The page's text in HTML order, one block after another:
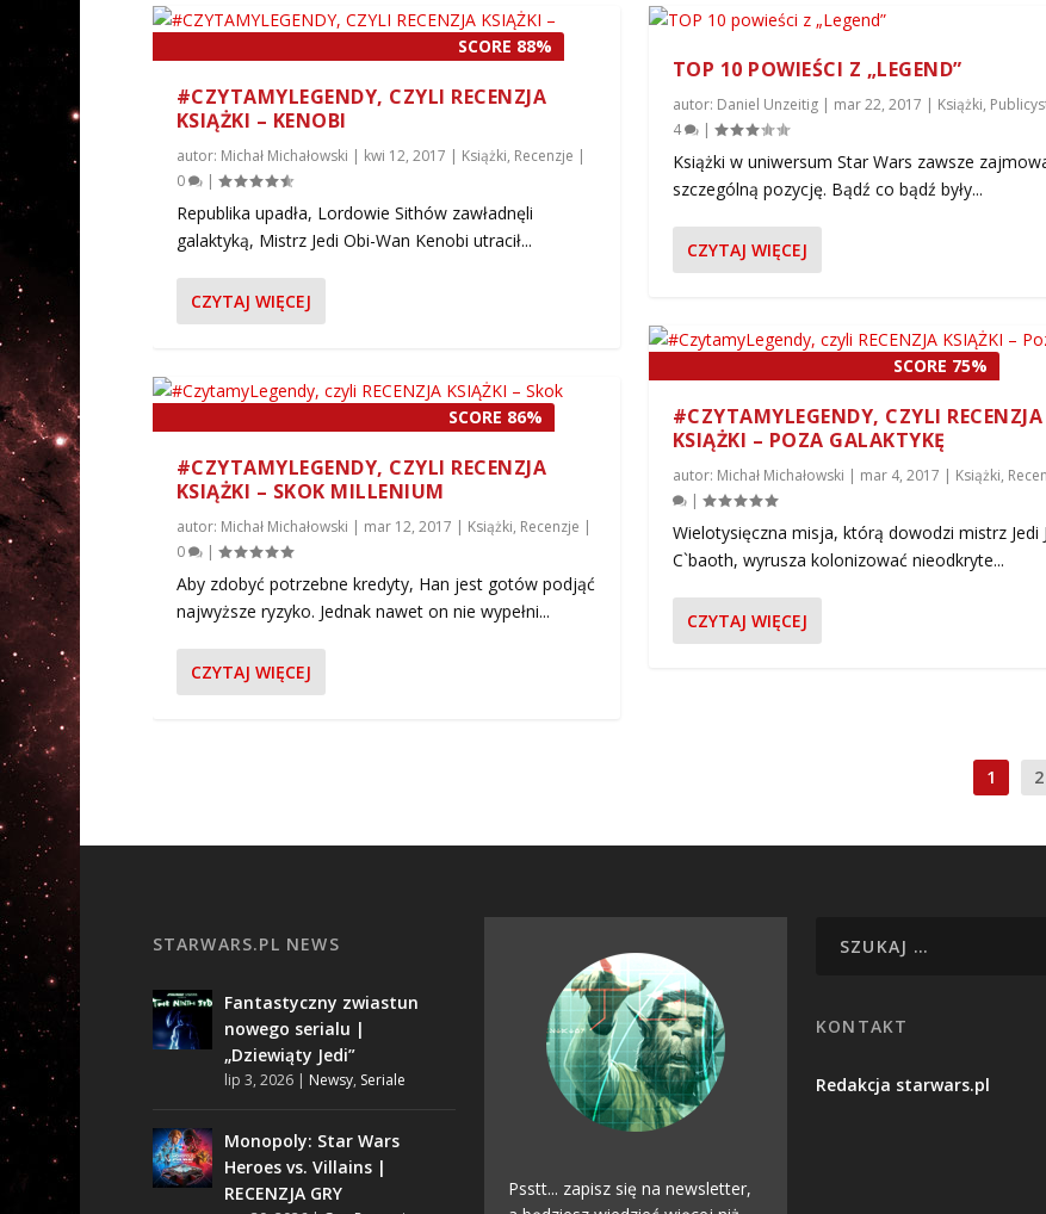
SCORE 88%
#CZYTAMYLEGENDY, CZYLI RECENZJA
KSIĄŻKI – KENOBI
autor: Michał Michałowski | kwi 12, 2017 | Książki, Recenzje |
0
|
Republika upadła, Lordowie Sithów zawładnęli
galaktyką, Mistrz Jedi Obi-Wan Kenobi utracił...
CZYTAJ WIĘCEJ
SCORE 86%
#CZYTAMYLEGENDY, CZYLI RECENZJA
KSIĄŻKI – SKOK MILLENIUM
autor: Michał Michałowski | mar 12, 2017 | Książki, Recenzje |
0
|
Aby zdobyć potrzebne kredyty, Han jest gotów podjąć
najwyższe ryzyko. Jednak nawet on nie wypełni...
CZYTAJ WIĘCEJ
TOP 10 POWIEŚCI Z „LEGEND”
autor: Daniel Unzeitig| mar 22, 2017 | Książki,
4
|
Książki w uniwersum Star Wars zawsze
szczególną pozycję. Bądź co bądź były...
CZYTAJ WIĘCEJ
SCORE 75%
#CZYTAMYLEGENDY, CZYLI RECENZJA
KSIĄŻKI – POZA GALAKTYKĘ
autor: Michał Michałowski | mar 4, 2017 | Książki,
|
Wielotysięczna misja, którą dowodzi mistrz Jedi
C`baoth, wyrusza kolonizować nieodkryte...
CZYTAJ WIĘCEJ
1 2
STARWARS.PL NEWS
Fantastyczny zwiastun
nowego serialu |
„Dziewiąty Jedi”
lip 3, 2026| Newsy, Seriale
Monopoly: Star Wars
Heroes vs. Villains |
RECENZJA GRY
Psstt... zapisz się na newsletter,
KONTAKT
Redakcja starwars.pl